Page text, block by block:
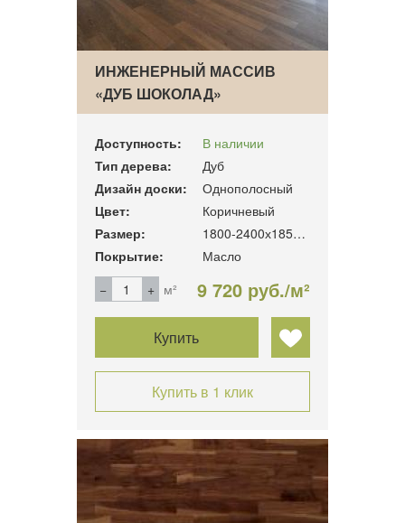
ИНЖЕНЕРНЫЙ МАССИВ
«ДУБ ШОКОЛАД»
Доступность:
В наличии
Тип дерева:
Дуб
Дизайн доски:
Однополосный
Цвет:
Коричневый
Размер:
1800-2400х185х16мм
Покрытие:
Масло
м²
9 720 руб./м²
Купить
Купить в 1 клик